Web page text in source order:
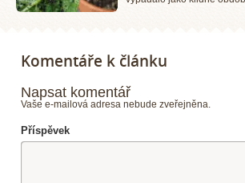
Komentáře k článku
Napsat komentář
Vaše e-mailová adresa nebude zveřejněna.
Příspěvek